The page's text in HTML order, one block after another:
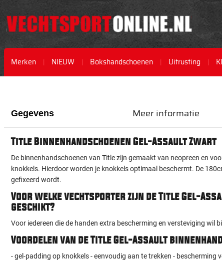
Merken NIEUW Bokshandschoenen Uitrusting
einde
afbeeldingen-
gallerij
begin
afbeeldingen-
gallerij
Gegevens
Title Binnenhandschoenen Gel-Assault Zwart
De binnenhandschoenen van Title zijn gemaakt van neopreen en
knokkels. Hierdoor worden je knokkels optimaal beschermt. De
gefixeerd wordt.
Voor welke vechtsporter zijn de Title Gel-
geschikt?
Voor iedereen die de handen extra bescherming en versteviging wil
Voordelen van de Title Gel-Assault
- gel-padding op knokkels - eenvoudig aan te trekken - bescherming
Meer informatie